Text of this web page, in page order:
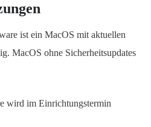
ist ein MacOS mit aktuellen
MacOS ohne Sicherheitsupdates
wird im Einrichtungstermin